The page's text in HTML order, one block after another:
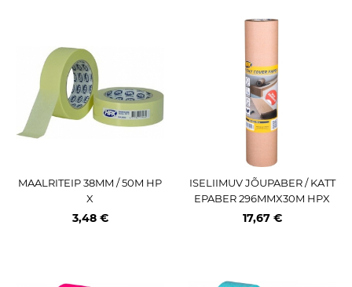
MAALRITEIP 38MM / 50M HP
X
3,48 €
ISELIIMUV JÕUPABER / KATT
EPABER 296MMX30M HPX
17,67 €